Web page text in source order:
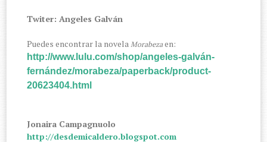
Twiter: Angeles Galván
Puedes encontrar la novela Morabezaen:
http://www.lulu.com/shop/angeles-galván-
fernández/morabeza/paperback/product-
20623404.html
Jonaira Campagnuolo
http://desdemicaldero.blogspot.com